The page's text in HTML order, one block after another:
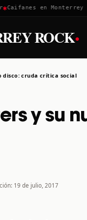
en Monterrey ·
ROCK·
disco: cruda crítica social
y su
19 de julio, 2017